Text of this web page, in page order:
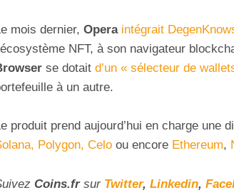
mois dernier, Opera intégrait
NFT, à son navigateur
se dotait d’un « sélecteur de
à un autre.
produit prend aujourd’hui en charge une
Polygon, Celo ou encore Ethereum,
Coins.fr sur Twitter, Linkedin,